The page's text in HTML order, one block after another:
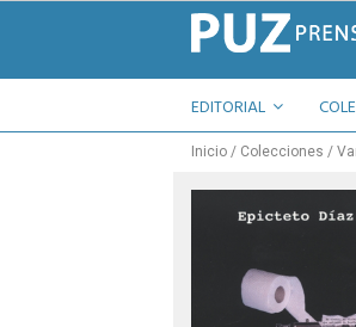
EDITORIAL
Inicio Colecciones